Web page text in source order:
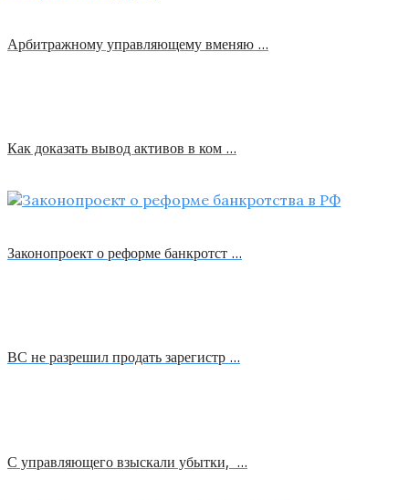
Арбитражному управляющему вменяю …
Как доказать вывод активов в ком …
Законопроект о реформе банкротст …
ВС не разрешил продать зарегистр …
С управляющего взыскали убытки, …